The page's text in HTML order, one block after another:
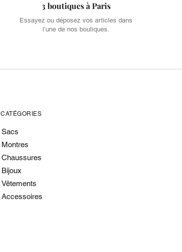
3 boutiques à Paris
Essayez ou déposez vos articles dans
l’une de nos boutiques.
CATÉGORIES
Sacs
Montres
Chaussures
Bijoux
Vêtements
Accessoires